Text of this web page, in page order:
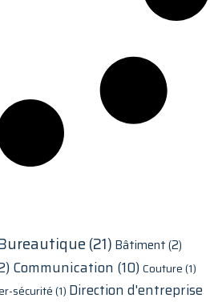
(21) Bâtiment(2)
Communication (10)Couture(1)
sécurité(1) Direction d'entreprise